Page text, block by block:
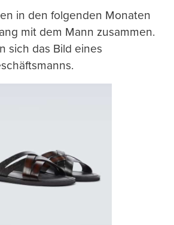
in den folgenden Monaten
mit dem Mann zusammen.
sich das Bild eines